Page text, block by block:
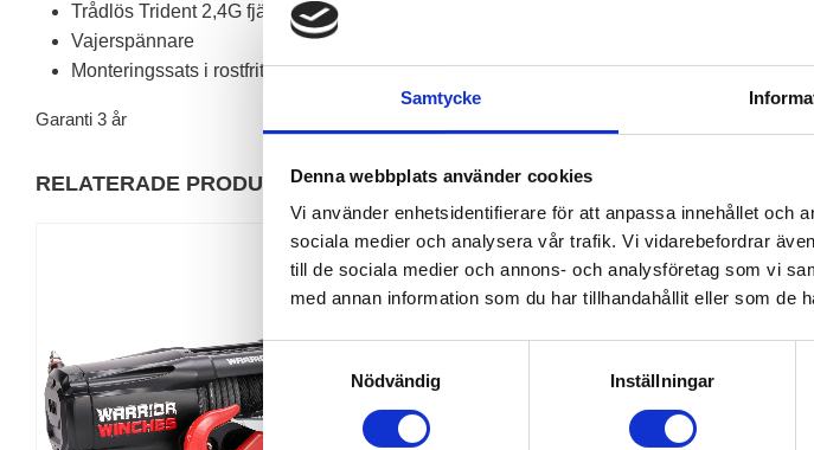
Samtycke
Denna webbplats använder cookies
Vi använder enhetsidentifierare för att anpassa innehållet och
sociala medier och analysera vår trafik. Vi vidarebefordrar
till de sociala medier och annons- och analysföretag som vi
med annan information som du har tillhandahållit eller som de
S
a
m
t
Nödvändig Inställningar
Trådlös Trident 2,4G fjärrkontroll
Vajerspännare
Monteringssats i rostfritt stål
Garanti 3 år
RELATERADE PRODUKTER